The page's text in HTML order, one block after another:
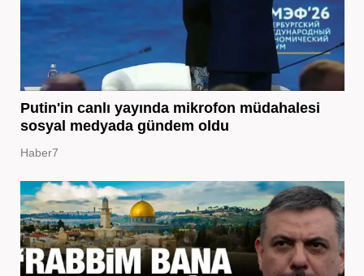
Putin'in canlı yayında mikrofon müdahalesi
sosyal medyada gündem oldu
Haber7